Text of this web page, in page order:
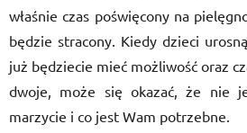
właśnie czas poświęcony na
będzie stracony. Kiedy dzieci
już będziecie mieć możliwość oraz
dwoje, może się okazać, że nie
marzycie i co jest Wam potrzebne.